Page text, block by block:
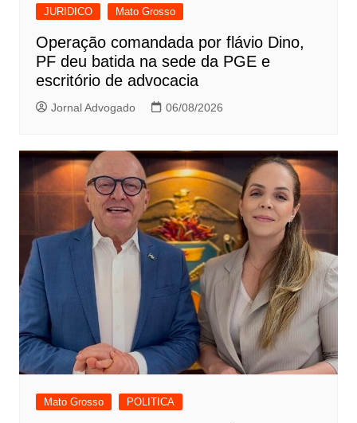
JURIDICO Mato Grosso
Operação comandada por flávio Dino,
PF deu batida na sede da PGE e
escritório de advocacia
Jornal Advogado 06/08/2026
Mato Grosso POLITICA